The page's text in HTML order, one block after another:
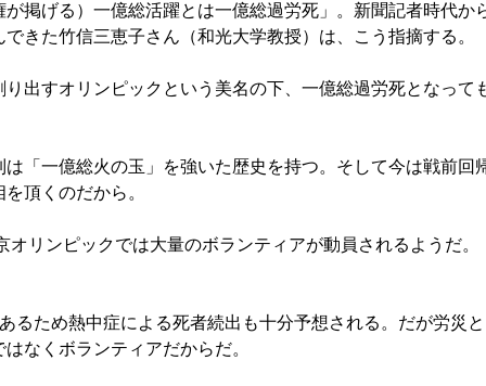
掲げる）一億総活躍とは一億総過労死」。新聞記者時代か
きた竹信三恵子さん（和光大学教授）は、こう指摘する。
出すオリンピックという美名の下、一億総過労死となって
「一億総火の玉」を強いた歴史を持つ。そして今は戦前回
頂くのだから。
リンピックでは大量のボランティアが動員されるようだ。
ため熱中症による死者続出も十分予想される。だが労災
なくボランティアだからだ。